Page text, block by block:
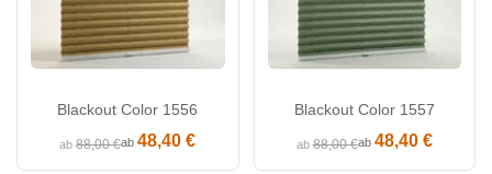
Blackout Color 1556
ab88,00 €ab48,40 €
Blackout Color 1557
ab88,00 €ab 48,40 €